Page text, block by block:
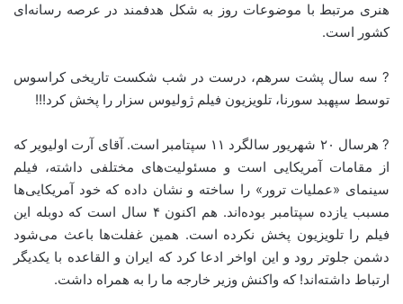
هنری مرتبط با موضوعات روز به شکل هدفمند در عرصه رسانه‌ای
کشور است.
? سه سال پشت سرهم، درست در شب شکست تاریخی کراسوس
توسط سپهبد سورنا، تلویزیون فیلم ژولیوس سزار را پخش کرد!!!
? هرسال ۲۰ شهریور سالگرد ۱۱ سپتامبر است. آقای آرت اولیویر که
از مقامات آمریکایی است و مسئولیت‌های مختلفی داشته، فیلم
سینمای «عملیات ترور» را ساخته و نشان داده که خود آمریکایی‌ها
مسبب یازده سپتامبر بوده‌اند. هم اکنون ۴ سال است که دوبله این
فیلم را تلویزیون پخش نکرده است. همین غفلت‌ها باعث می‌شود
دشمن جلوتر رود و این اواخر ادعا کرد که ایران و القاعده با یکدیگر
ارتباط داشته‌اند! که واکنش وزیر خارجه ما را به همراه داشت.